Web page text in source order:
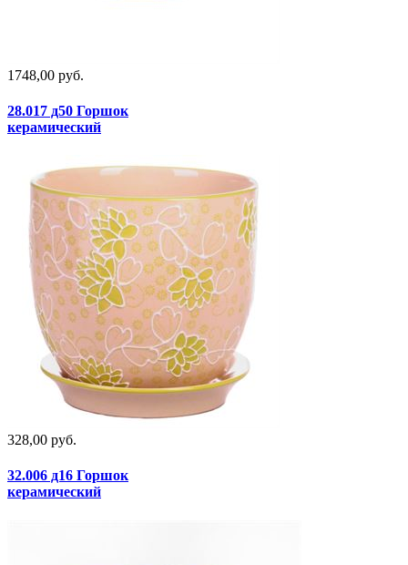
1748,00 руб.
28.017 д50 Горшок
керамический
328,00 руб.
32.006 д16 Горшок
керамический